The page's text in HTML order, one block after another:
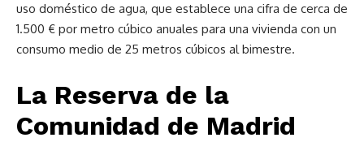
uso doméstico de agua, que establece una cifra de cerca de
1.500 € por metro cúbico anuales para una vivienda con un
consumo medio de 25 metros cúbicos al bimestre.
La Reserva de la
Comunidad de Madrid